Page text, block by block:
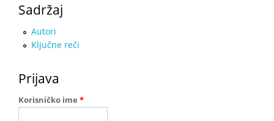
Sadržaj
Autori
Ključne reči
Prijava
Korisničko ime *